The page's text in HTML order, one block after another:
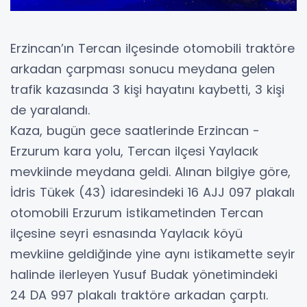
Erzincan’ın Tercan ilçesinde otomobili traktöre
arkadan çarpması sonucu meydana gelen
trafik kazasında 3 kişi hayatını kaybetti, 3 kişi
de yaralandı.
Kaza, bugün gece saatlerinde Erzincan -
Erzurum kara yolu, Tercan ilçesi Yaylacık
mevkiinde meydana geldi. Alınan bilgiye göre,
İdris Tükek (43) idaresindeki 16 AJJ 097 plakalı
otomobili Erzurum istikametinden Tercan
ilçesine seyri esnasında Yaylacık köyü
mevkiine geldiğinde yine aynı istikamette seyir
halinde ilerleyen Yusuf Budak yönetimindeki
24 DA 997 plakalı traktöre arkadan çarptı.